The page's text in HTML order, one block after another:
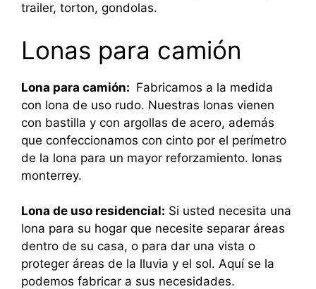
trailer, torton, gondolas.
Lonas para camión
Lona para camión: Fabricamos a la medida
con lona de uso rudo. Nuestras lonas vienen
con bastilla y con argollas de acero, además
que confeccionamos con cinto por el perímetro
de la lona para un mayor reforzamiento. lonas
monterrey.
Lona de uso residencial: Si usted necesita una
lona para su hogar que necesite separar áreas
dentro de su casa, o para dar una vista o
proteger áreas de la lluvia y el sol. Aquí se la
podemos fabricar a sus necesidades.